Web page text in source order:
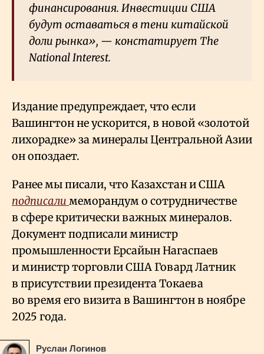
финансирования. Инвестиции США
будут оставаться в тени китайской
доли рынка», — констатирует The
National Interest.
Издание предупреждает, что если
Вашингтон не ускорится, в новой «золотой
лихорадке» за минералы Центральной Азии
он опоздает.
Ранее мы писали, что Казахстан и США
подписали меморандум о сотрудничестве
в сфере критически важных минералов.
Документ подписали министр
промышленности Ерсайын Нагаспаев
и министр торговли США Говард Латник
в присутствии президента Токаева
во время его визита в Вашингтон в ноябре
2025 года.
Руслан Логинов